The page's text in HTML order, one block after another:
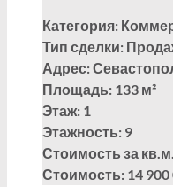
Категория:
Тип сделки:
Адрес:
Площадь: 133 м²
Этаж: 1
Этажность: 9
Стоимость за
Стоимость: 14 900